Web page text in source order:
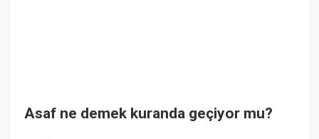
Asaf ne demek kuranda geçiyor mu?